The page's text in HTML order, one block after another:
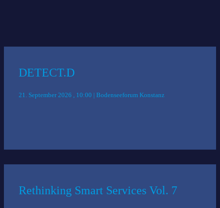
DETECT.D
21. September 2026 , 10:00 | Bodenseeforum Konstanz
Rethinking Smart Services Vol. 7